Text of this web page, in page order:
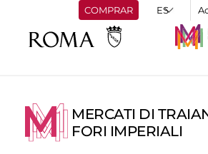
COMPRAR
MERCATI DI
FORI IMPERIALI